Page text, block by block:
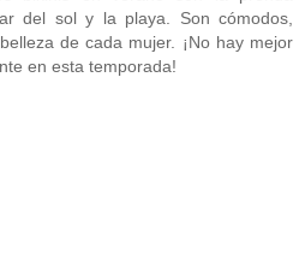
del sol y la playa. Son cómodos,
de cada mujer. ¡No hay mejor
en esta temporada!